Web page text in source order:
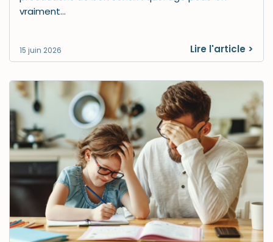
15 juin 2026
vraiment…
Lire l'article >